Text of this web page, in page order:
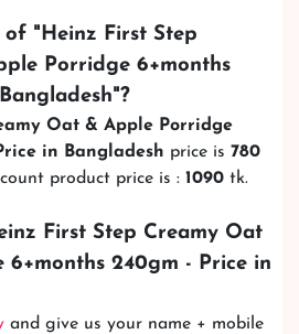
of " Heinz First Step
Porridge 6+months
"?
Oat & Apple Porridge
in Bangladesh price is 780
product price is : 1090 tk.
First Step Creamy Oat
240gm - Price in
and give us your name + mobile